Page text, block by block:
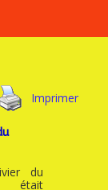
Imprimer
du
était